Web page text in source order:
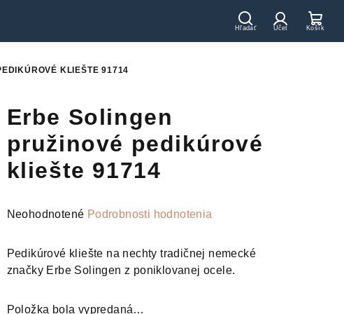
Hľadať
KLIEŠTE 91714
Erbe Solingen
pružinové pedikúrové
kliešte 91714
Priemerné
produktu
Neohodnotené Podrobnosti hodnotenia
Pedikúrové kliešte na nechty tradičnej nemecké
značky Erbe Solingen z poniklovanej ocele.
Položka bola vypredaná…